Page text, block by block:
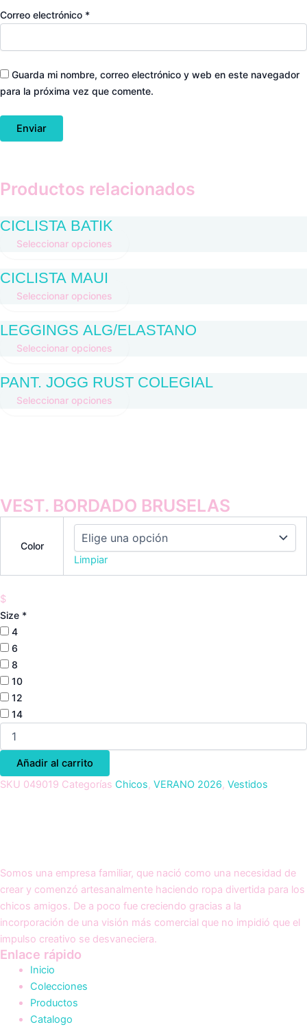
Correo electrónico *
Guarda mi nombre, correo electrónico y web en este navegador
para la próxima vez que comente.
Productos relacionados
CICLISTA BATIK
Seleccionar opciones
CICLISTA MAUI
Seleccionar opciones
LEGGINGS ALG/ELASTANO
Seleccionar opciones
PANT. JOGG RUST COLEGIAL
Seleccionar opciones
VEST. BORDADO BRUSELAS
Color
Limpiar
$
Size *
4
6
8
10
12
14
Añadir al carrito
SKU 049019 Categorías Chicos, VERANO 2026, Vestidos
Somos una empresa familiar, que nació como una necesidad de
crear y comenzó artesanalmente haciendo ropa divertida para los
chicos amigos. De a poco fue creciendo gracias a la
incorporación de una visión más comercial que no impidió que el
impulso creativo se desvaneciera.
Enlace rápido
Inicio
Colecciones
Productos
Catalogo